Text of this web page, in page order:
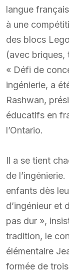
langue
à une
des blocs
(avec briques,
« Défi de
ingénierie, a
Rashwan,
éducatifs en
l’Ontario.
Il a se tient
de
enfants dès
d’ingénieur et
pas dur »,
tradition, le
élémentaire
formée de